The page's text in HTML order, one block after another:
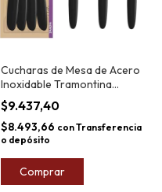
Cucharas de Mesa de Acero
Inoxidable Tramontina
Ipanema
$9.437,40
$8.493,66 conTransferencia
o depósito
Comprar